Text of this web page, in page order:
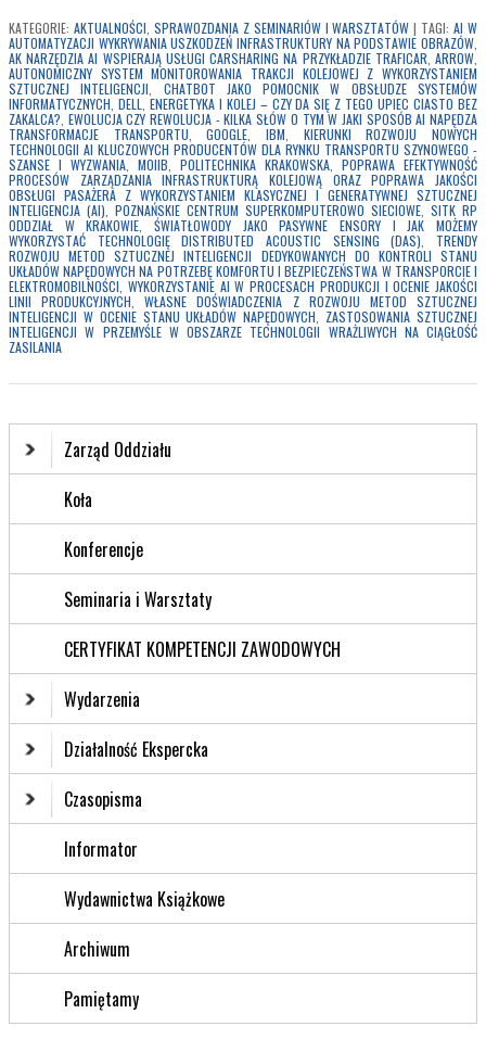
KATEGORIE: AKTUALNOŚCI SPRAWOZDANIA Z SEMINARIÓW I WARSZTATÓW | TAGI: AI W
AUTOMATYZACJI WYKRYWANIA USZKODZEŃ INFRASTRUKTURY NA PODSTAWIE OBRAZÓW
AK NARZĘDZIA AI WSPIERAJĄ USŁUGI CARSHARING NA PRZYKŁADZIE TRAFICAR ,ARROW
AUTONOMICZNY SYSTEM MONITOROWANIA TRAKCJI KOLEJOWEJ Z WYKORZYSTANIEM
SZTUCZNEJ INTELIGENCJI
CHATBOT JAKO POMOCNIK W OBSŁUDZE SYSTEMÓW
INFORMATYCZNYCH DELL ENERGETYKA I KOLEJ – CZY DA SIĘ Z TEGO UPIEC CIASTO BEZ
ZAKALCA? EWOLUCJA CZY REWOLUCJA - KILKA SŁÓW O TYM W JAKI SPOSÓB AI NAPĘDZA
TRANSFORMACJE TRANSPORTU ,GOOGLE ,IBM
KIERUNKI ROZWOJU NOWYCH
TECHNOLOGII AI KLUCZOWYCH PRODUCENTÓW DLA RYNKU TRANSPORTU SZYNOWEGO -
SZANSE I WYZWANIA
MOIIB POLITECHNIKA KRAKOWSKA
POPRAWA EFEKTYWNOŚĆ
PROCESÓW ZARZĄDZANIA INFRASTRUKTURĄ KOLEJOWĄ ORAZ POPRAWA JAKOŚCI
OBSŁUGI PASAŻERA Z WYKORZYSTANIEM KLASYCZNEJ I GENERATYWNEJ SZTUCZNEJ
INTELIGENCJA (AI) POZNAŃSKIE CENTRUM SUPERKOMPUTEROWO SIECIOWE SITK RP
ODDZIAŁ W KRAKOWIE ,ŚWIATŁOWODY JAKO PASYWNE ENSORY I JAK MOŻEMY
WYKORZYSTAĆ TECHNOLOGIĘ DISTRIBUTED ACOUSTIC SENSING (DAS)
TRENDY
ROZWOJU METOD SZTUCZNEJ INTELIGENCJI DEDYKOWANYCH DO KONTROLI STANU
UKŁADÓW NAPĘDOWYCH NA POTRZEBĘ KOMFORTU I BEZPIECZEŃSTWA W TRANSPORCIE I
ELEKTROMOBILNOŚCI WYKORZYSTANIE AI W PROCESACH PRODUKCJI I OCENIE JAKOŚCI
LINII PRODUKCYJNYCH ,WŁASNE DOŚWIADCZENIA Z ROZWOJU METOD SZTUCZNEJ
INTELIGENCJI W OCENIE STANU UKŁADÓW NAPĘDOWYCH
ZASTOSOWANIA SZTUCZNEJ
INTELIGENCJI W PRZEMYŚLE W OBSZARZE TECHNOLOGII WRAŻLIWYCH NA CIĄGŁOŚĆ
ZASILANIA
Zarząd Oddziału
Koła
Konferencje
Seminaria i Warsztaty
CERTYFIKAT KOMPETENCJI ZAWODOWYCH
Wydarzenia
Działalność Ekspercka
Czasopisma
Informator
Wydawnictwa Książkowe
Archiwum
Pamiętamy